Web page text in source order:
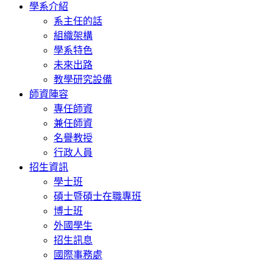
學系介紹
系主任的話
組織架構
學系特色
未來出路
教學研究設備
師資陣容
專任師資
兼任師資
名譽教授
行政人員
招生資訊
學士班
碩士暨碩士在職專班
博士班
外國學生
招生訊息
國際事務處